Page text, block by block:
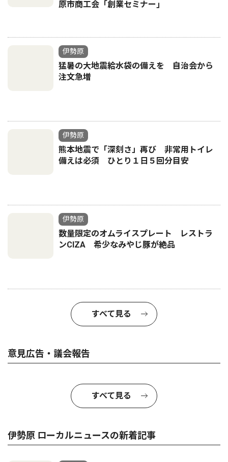
原市商工会「創業セミナー｣
伊勢原
猛暑の大地震給水袋の備えを 自治会から
注文急増
伊勢原
熊本地震で「深刻さ」再び 非常用トイレ
備えは必須 ひとり１日５回分目安
伊勢原
数量限定のオムライスプレート レストラ
ンCIZA 希少なみやじ豚が絶品
すべて見る
意見広告・議会報告
すべて見る
伊勢原 ローカルニュースの新着記事